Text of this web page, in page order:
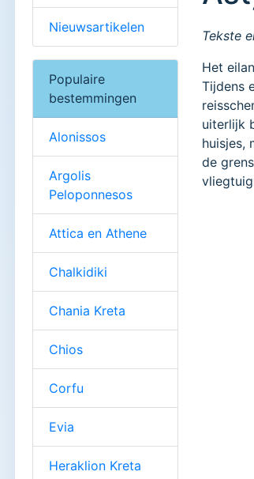
Tekste
Het
Tijdens
uiterlijk
huisjes,
de
Nieuwsartikelen
Populaire
bestemmingen
Alonissos
Argolis
Peloponnesos
Attica en Athene
Chalkidiki
Chania Kreta
Chios
Corfu
Evia
Heraklion Kreta